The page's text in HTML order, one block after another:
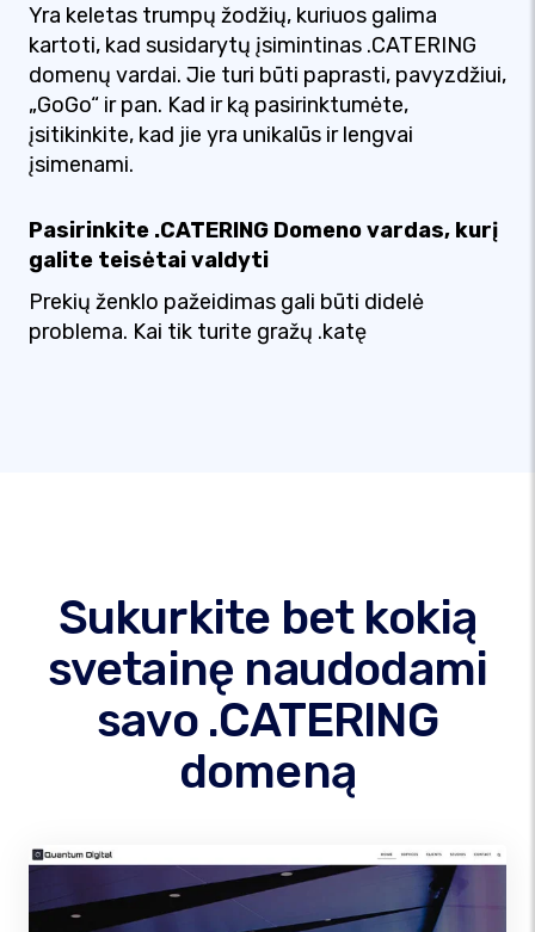
Yra keletas trumpų žodžių, kuriuos galima
kartoti, kad susidarytų įsimintinas .CATERING
domenų vardai. Jie turi būti paprasti, pavyzdžiui,
„GoGo“ ir pan. Kad ir ką pasirinktumėte,
įsitikinkite, kad jie yra unikalūs ir lengvai
įsimenami.
Pasirinkite .CATERING Domeno vardas, kurį
galite teisėtai valdyti
Prekių ženklo pažeidimas gali būti didelė
problema. Kai tik turite gražų .katę
Sukurkite bet kokią
svetainę naudodami
savo .CATERING
domeną